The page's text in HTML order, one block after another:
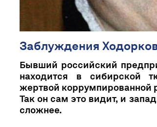
Заблуждения
Бывший российский
находится в сибирской
жертвой коррумпированной
Так он сам это видит, и
сложнее.